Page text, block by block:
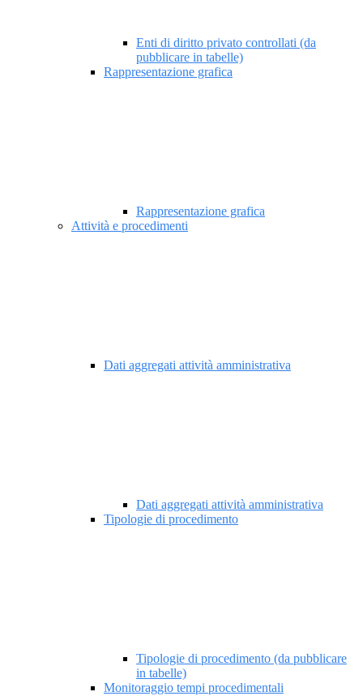
Enti di diritto privato controllati (da
pubblicare in tabelle)
Rappresentazione grafica
Rappresentazione grafica
Attività e procedimenti
Dati aggregati attività amministrativa
Dati aggregati attività amministrativa
Tipologie di procedimento
Tipologie di procedimento (da pubblicare
in tabelle)
Monitoraggio tempi procedimentali